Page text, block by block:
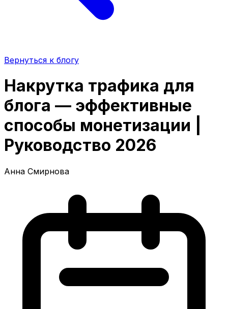
Вернуться к блогу
Накрутка трафика для
блога — эффективные
способы монетизации |
Руководство 2026
Анна Смирнова